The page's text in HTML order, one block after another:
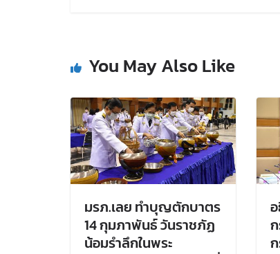
You May Also Like
มรภ.เลย ทำบุญตักบาตร
14 กุมภาพันธ์ วันราชภัฏ
น้อมรำลึกในพระ